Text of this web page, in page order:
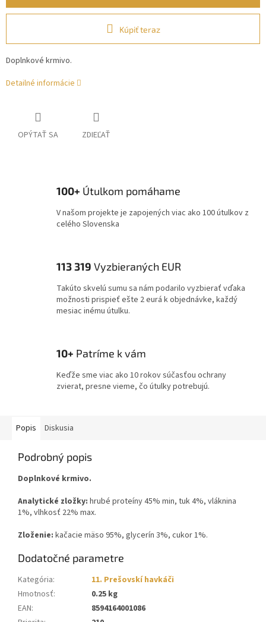
Kúpiť teraz
Doplnkové krmivo.
Detailné informácie
OPÝTAŤ SA ZDIEĽAŤ
100+ Útulkom pomáhame
V našom projekte je zapojených viac ako 100 útulkov z
celého Slovenska
113 319 Vyzbieraných EUR
Takúto skvelú sumu sa nám podarilo vyzbierať vďaka
možnosti prispieť ešte 2 eurá k objednávke, každý
mesiac inému útulku.
10+ Patríme k vám
Keďže sme viac ako 10 rokov súčasťou ochrany
zvierat, presne vieme, čo útulky potrebujú.
Popis Diskusia
Podrobný popis
Doplnkové krmivo.
Analytické zložky: hrubé proteíny 45% min, tuk 4%, vláknina
1%, vlhkosť 22% max.
Zloženie: kačacie mäso 95%, glycerín 3%, cukor 1%.
Dodatočné parametre
Kategória:
11. Prešovskí havkáči
Hmotnosť:
0.25 kg
EAN:
8594164001086